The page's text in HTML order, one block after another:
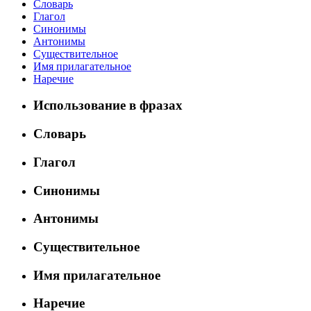
Словарь
Глагол
Синонимы
Антонимы
Существительное
Имя прилагательное
Наречие
Использование в фразах
Словарь
Глагол
Синонимы
Антонимы
Существительное
Имя прилагательное
Наречие